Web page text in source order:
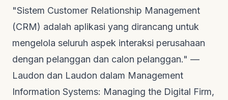
"Sistem Customer Relationship Management
(CRM) adalah aplikasi yang dirancang untuk
mengelola seluruh aspek interaksi perusahaan
dengan pelanggan dan calon pelanggan." —
Laudon dan Laudon dalam Management
Information Systems: Managing the Digital Firm,